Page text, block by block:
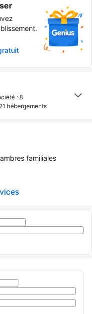
: 8
21 hébergements
familiales